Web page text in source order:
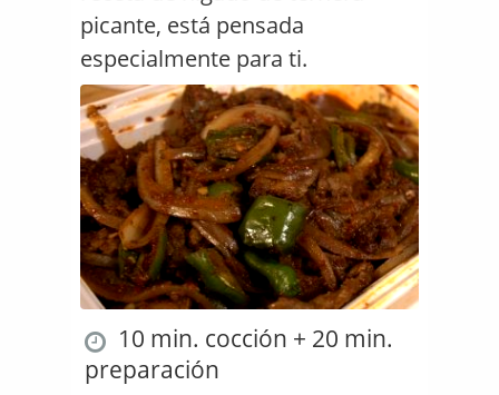
picante, está pensada
especialmente para ti.
10 min. cocción + 20 min.
preparación